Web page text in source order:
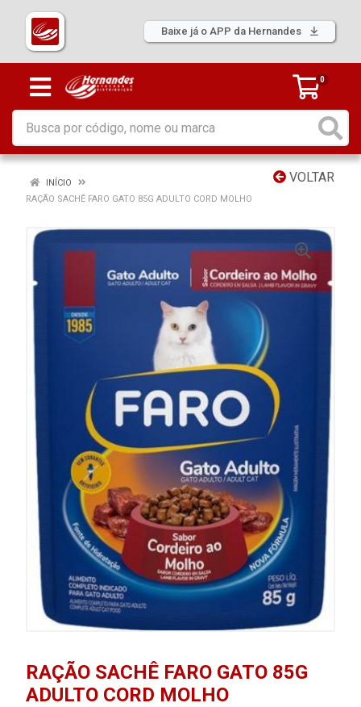
Baixe já o APP da Hernandes
0
VOLTAR
INÍCIO
RAÇÃO SACHÊ FARO GATO 85G ADULTO CORD MOLHO
RAÇÃO SACHÊ FARO GATO 85G
ADULTO CORD MOLHO